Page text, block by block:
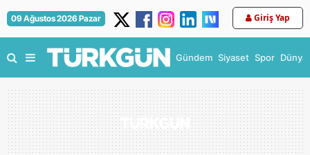
09 Ağustos 2026 Pazar Giriş Yap
Gündem Siyaset Spor Dünya